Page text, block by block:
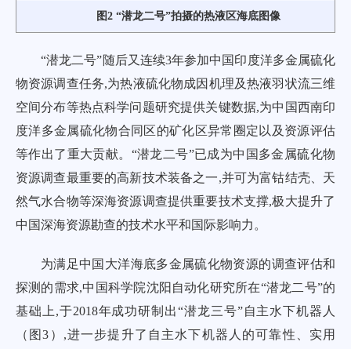
图2 “潜龙二号”拍摄的热液区海底图像
“潜龙二号”随后又连续3年参加中国印度洋多金属硫化
物资源调查任务,为热液硫化物成因机理及热液羽状流三维
空间分布等热点科学问题研究提供关键数据,为中国西南印
度洋多金属硫化物合同区的矿化区异常圈定以及资源评估
等作出了重大贡献。“潜龙二号”已成为中国多金属硫化物
资源调查最重要的高新技术装备之一,并可为富钴结壳、天
然气水合物等深海资源调查提供重要技术支撑,极大提升了
中国深海资源勘查的技术水平和国际影响力。
为满足中国大洋海底多金属硫化物资源的调查评估和
探测的需求,中国科学院沈阳自动化研究所在“潜龙二号”的
基础上,于2018年成功研制出“潜龙三号”自主水下机器人
（ 图3 ）,进一步提升了自主水下机器人的可靠性、实用